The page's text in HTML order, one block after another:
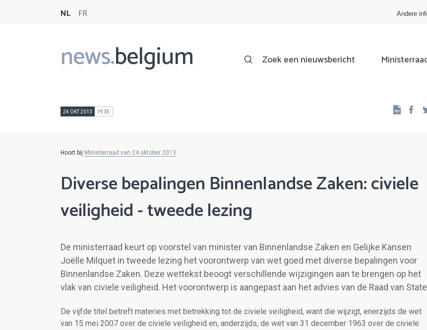
NL FR Andere
news.belgium
Main
navigation
Zoek een nieuwsbericht
24 OKT 2013 19:35
Hoort bij Ministerraad van 24 oktober 2013
Diverse bepalingen Binnenlandse Zaken: civiele
veiligheid - tweede lezing
De ministerraad keurt op voorstel van minister van Binnenlandse Zaken en Gelijke Kansen
Joëlle Milquet in tweede lezing het voorontwerp van wet goed met diverse bepalingen voor
Binnenlandse Zaken. Deze wettekst beoogt verschillende wijzigingen aan te brengen op het
vlak van civiele veiligheid. Het voorontwerp is aangepast aan het advies van de Raad van
De vijfde titel betreft materies met betrekking tot de civiele veiligheid, want die wijzigt, enerzijds de wet
van 15 mei 2007 over de civiele veiligheid en, anderzijds, de wet van 31 december 1963 over de civiele